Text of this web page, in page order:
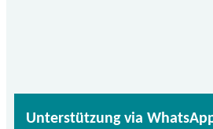
Unterstützung via